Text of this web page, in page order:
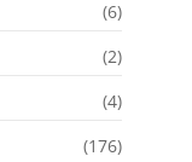
(6)
(2)
(4)
(176)